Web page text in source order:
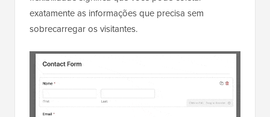
exatamente as informações que precisa sem
sobrecarregar os visitantes.